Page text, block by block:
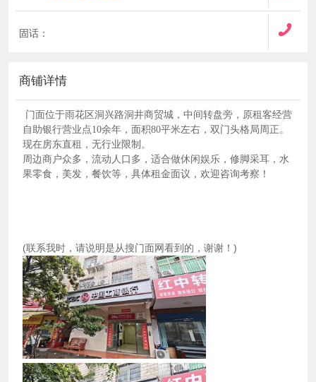
固话：
商铺详情
门面位于雨花区洞兴路洞井商贸城，中间转盘旁，原租客经营
自助银行营业点10余年，面积80平米左右，双门头格局周正。
现在房东直租，无行业限制。
周边商户众多，流动人口多，适合做休闲娱乐，修脚采耳，水
果零食，美发，餐饮等，具体租金面议，欢迎咨询考察！
(联系我时，请说明是从搜门面网看到的，谢谢！)